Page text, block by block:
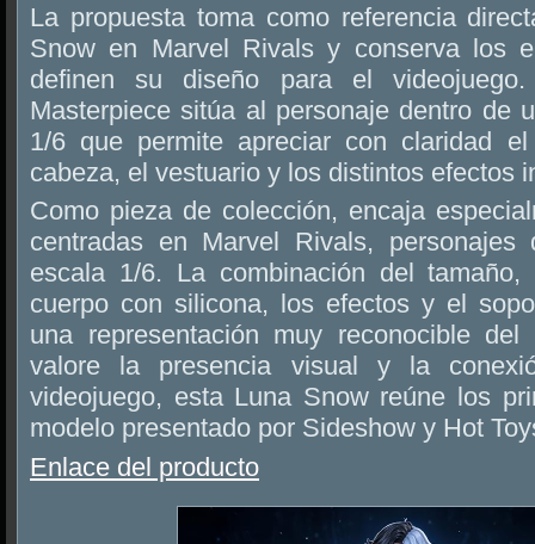
La propuesta toma como referencia
Snow en Marvel Rivals y conserva los
definen su diseño para el
Masterpiece sitúa al personaje dentro de
1/6 que permite apreciar con claridad
cabeza, el vestuario y los distintos efectos
Como pieza de colección, encaja
centradas en Marvel Rivals,
escala 1/6. La combinación del
cuerpo con silicona, los efectos y el
una representación muy reconocible
valore la presencia visual y la
videojuego, esta Luna Snow reúne los
modelo presentado por Sideshow y Hot
Enlace del producto